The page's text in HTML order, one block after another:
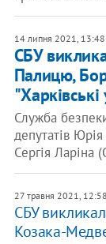
14 липня 2021, 13:48
СБУ
Палицю,
Служба
депутатів
Сергія Ларіна
27 травня 2021, 12:58
СБУ
Козака-